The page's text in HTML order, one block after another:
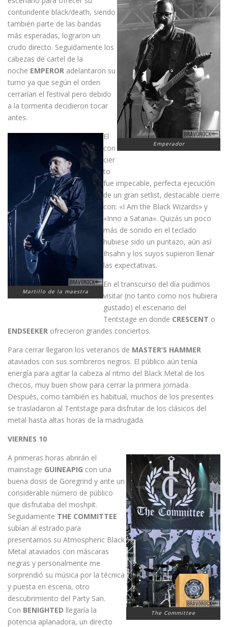
Emperador
contundente black/death, siendo
también parte de las bandas
más esperadas, lograron un
crudo directo. Seguidamente los
cabezas de cartel de la
noche EMPEROR adelantaron su
turno ya que según el orden
cerrarían el festival pero debido
a la tormenta decidieron tocar
antes.
Martillo de la maestra
El
con
cier
to
fue impecable, perfecta ejecución
de un gran setlist, destacable cierre
con: «I Am the Black Wizards» y
«Inno a Satana». Quizás un poco
más de sonido en el teclado
hubiese sido un puntazo, aún así
Ihsahn y los suyos supieron llenar
las expectativas.
En el transcurso del día pudimos
visitar (no tanto como nos hubiera
gustado) el escenario del
Tentstage en donde CRESCENT o
ENDSEEKER ofrecieron grandes conciertos.
Para cerrar llegaron los veteranos de MASTER’S HAMMER
ataviados con sus sombreros negros. El público aún tenía
energía para agitar la cabeza al ritmo del Black Metal de los
checos, muy buen show para cerrar la primera jornada.
Después, como también es habitual, muchos de los presentes
se trasladaron al Tentstage para disfrutar de los clásicos del
metal hasta altas horas de la madrugada.
VIERNES 10
The Committee
A primeras horas abrirán el
mainstage GUINEAPIG con una
buena dosis de Goregrind y ante un
considerable número de público
que disfrutaba del moshpit.
Seguidamente THE COMMITTEE
subían al estrado para
presentarnos su Atmospheric Black
Metal ataviados con máscaras
negras y personalmente me
sorprendió su música por la técnica
y puesta en escena, otro
descubrimiento del Party San.
Con BENIGHTED llegaría la
potencia aplanadora, un directo